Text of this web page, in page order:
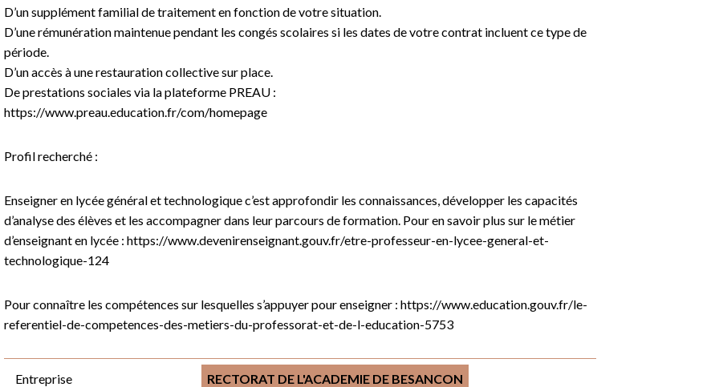
D’un supplément familial de traitement en fonction de votre situation.
D’une rémunération maintenue pendant les congés scolaires si les dates de votre contrat incluent ce type de
période.
D’un accès à une restauration collective sur place.
De prestations sociales via la plateforme PREAU :
https://www.preau.education.fr/com/homepage
Profil recherché :
Enseigner en lycée général et technologique c’est approfondir les connaissances, développer les capacités
d’analyse des élèves et les accompagner dans leur parcours de formation. Pour en savoir plus sur le métier
d’enseignant en lycée : https://www.devenirenseignant.gouv.fr/etre-professeur-en-lycee-general-et-
technologique-124
Pour connaître les compétences sur lesquelles s’appuyer pour enseigner : https://www.education.gouv.fr/le-
referentiel-de-competences-des-metiers-du-professorat-et-de-l-education-5753
Entreprise RECTORAT DE L'ACADEMIE DE BESANCON